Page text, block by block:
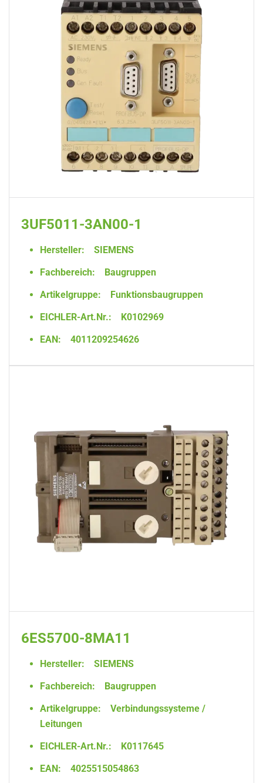
3UF5011-3AN00-1
Hersteller:
SIEMENS
Fachbereich:
Baugruppen
Artikelgruppe:
Funktionsbaugruppen
EICHLER-Art.Nr.:
K0102969
EAN:
4011209254626
6ES5700-8MA11
Hersteller:
SIEMENS
Fachbereich:
Baugruppen
Artikelgruppe:
Verbindungssysteme /
Leitungen
EICHLER-Art.Nr.:
K0117645
EAN:
4025515054863